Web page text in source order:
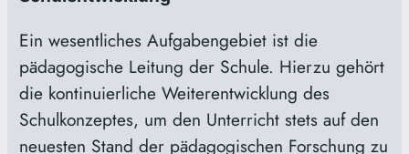
Ein wesentliches Aufgabengebiet ist die
pädagogische Leitung der Schule. Hierzu gehört
die kontinuierliche Weiterentwicklung des
Schulkonzeptes, um den Unterricht stets auf den
neuesten Stand der pädagogischen Forschung zu